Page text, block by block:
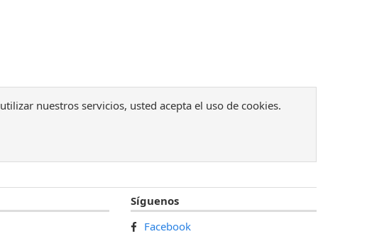
nuestros servicios, usted acepta el uso de cookies.
Síguenos
Facebook